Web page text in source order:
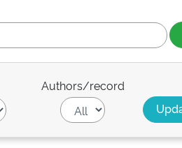
Authors/record